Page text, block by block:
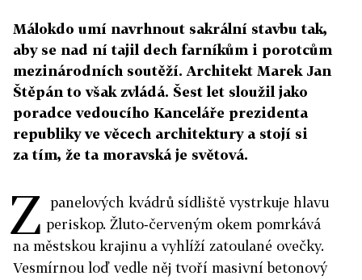
Málokdo umí navrhnout sakrální stavbu tak,
aby se nad ní tajil dech farníkům i porotcům
mezinárodních soutěží. Architekt Marek Jan
Štěpán to však zvládá. Šest let sloužil jako
poradce vedoucího Kanceláře prezidenta
republiky ve věcech architektury a stojí si
za tím, že ta moravská je světová.
Z panelových kvádrů sídliště vystrkuje hlavu
periskop. Žluto‑červeným okem pomrkává
na městskou krajinu a vyhlíží zatoulané ovečky.
Vesmírnou loď vedle něj tvoří masivní betonový